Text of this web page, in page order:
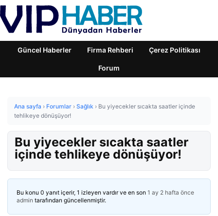
Güncel Haberler Firma Rehberi Çerez Politikası
Forum
Ana sayfa › Forumlar › Sağlık › Bu yiyecekler sıcakta saatler içinde
tehlikeye dönüşüyor!
Bu yiyecekler sıcakta saatler
içinde tehlikeye dönüşüyor!
Bu konu 0 yanıt içerir, 1 izleyen vardır ve en son 1 ay 2 hafta önce
admin tarafından güncellenmiştir.